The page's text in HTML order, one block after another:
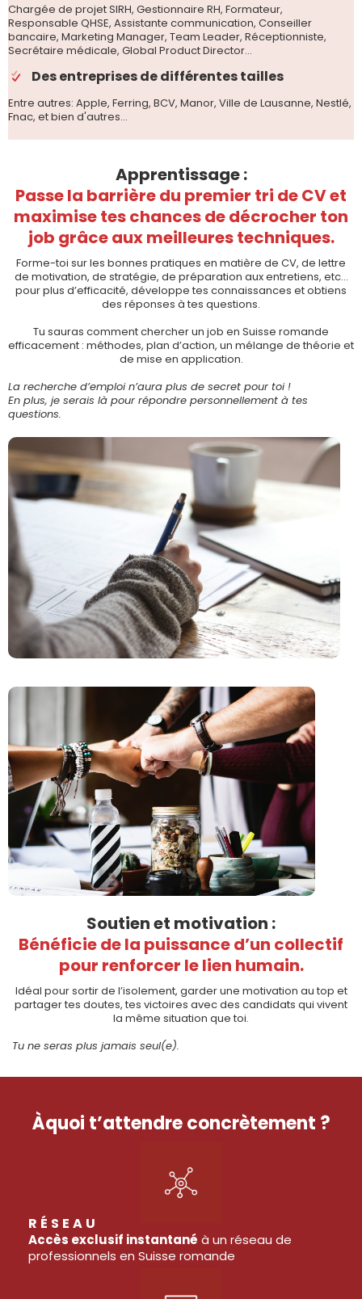
Chargée de projet SIRH, Gestionnaire RH, Formateur,
Responsable QHSE, Assistante communication, Conseiller
bancaire, Marketing Manager, Team Leader, Réceptionniste,
Secrétaire médicale, Global Product Director...
Des entreprises de différentes tailles
Entre autres: Apple, Ferring, BCV, Manor, Ville de Lausanne, Nestlé,
Fnac, et bien d'autres...
Apprentissage :
Passe la barrière du premier tri de CV et
maximise tes chances de décrocher ton
job grâce aux meilleures techniques.
Forme-toi sur les bonnes pratiques en matière de CV, de lettre
de motivation, de stratégie, de préparation aux entretiens, etc...
pour plus d’efficacité, développe tes connaissances et obtiens
des réponses à tes questions.
Tu sauras comment chercher un job en Suisse romande
efficacement : méthodes, plan d’action, un mélange de théorie et
de mise en application.
La recherche d’emploi n’aura plus de secret pour toi !
En plus, je serais là pour répondre personnellement à tes
questions.
Soutien et motivation :
Bénéficie de la puissance d’un collectif
pour renforcer le lien humain.
Idéal pour sortir de l’isolement, garder une motivation au top et
partager tes doutes, tes victoires avec des candidats qui vivent
la même situation que toi.
Tu ne seras plus jamais seul(e).
Àquoi t’attendre concrètement ?
RÉSEAU
Accès exclusif instantané à un réseau de
professionnels en Suisse romande